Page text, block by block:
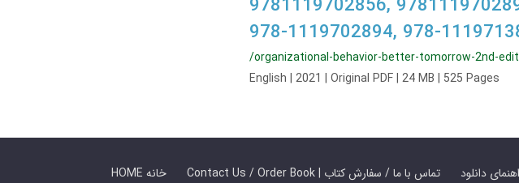
9781119702856,
978-1119702894, 978-
/organizational-behavior-better-tomorrow-2nd-
English | 2021 | Original PDF | 24 MB | 525 Pages
HOME خانه Contact Us / Order Book | تماس با ما / سفارش کتاب دانلود